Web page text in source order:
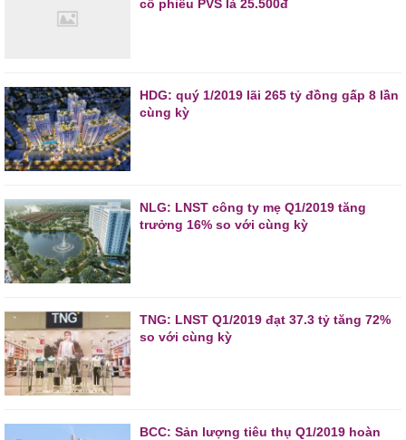
cổ phiếu PVS là 25.500đ
HDG: quý 1/2019 lãi 265 tỷ đồng gấp 8 lần
cùng kỳ
NLG: LNST công ty mẹ Q1/2019 tăng
trưởng 16% so với cùng kỳ
TNG: LNST Q1/2019 đạt 37.3 tỷ tăng 72%
so với cùng kỳ
BCC: Sản lượng tiêu thụ Q1/2019 hoàn